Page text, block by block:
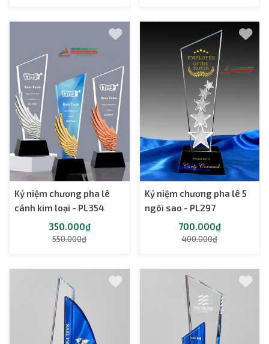
Kỷ niệm chương pha lê
cánh kim loại - PL354
350.000₫
550.000₫
Kỷ niệm chương pha lê 5
ngôi sao - PL297
700.000₫
400.000₫